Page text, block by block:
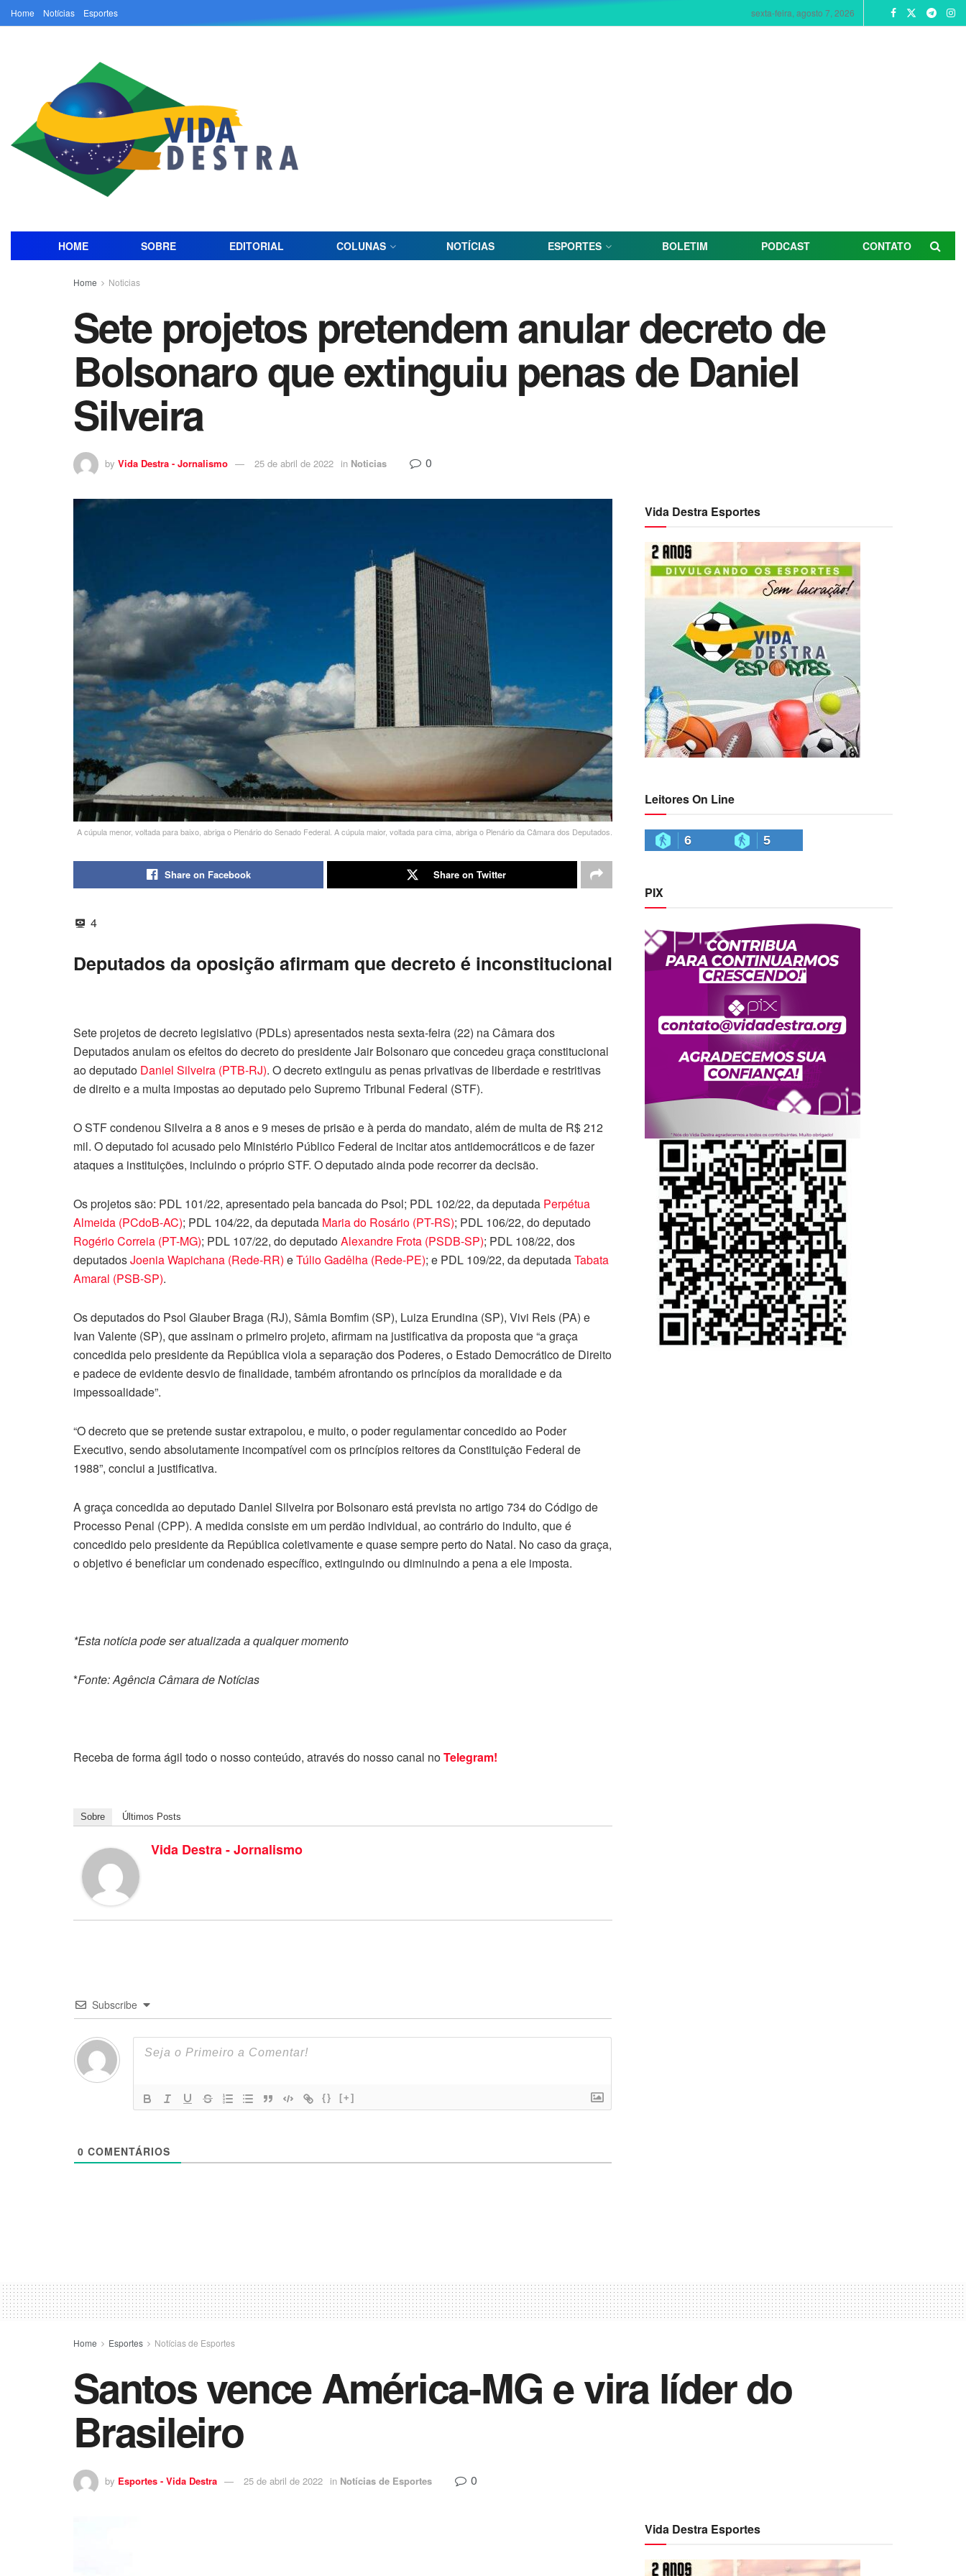
Home Notícias Esportes sexta-feira, agosto 7, 2026
HOME SOBRE EDITORIAL COLUNAS NOTÍCIAS ESPORTES BOLETIM PODCAST CONTATO
Home Noticias
Sete projetos pretendem anular decreto de
Bolsonaro que extinguiu penas de Daniel
Silveira
by Vida Destra - Jornalismo 25 de abril de 2022 in Noticias 0
A cúpula menor, voltada para baixo, abriga o Plenário do Senado Federal. A cúpula maior, voltada para cima, abriga o Plenário da Câmara dos Deputados.
Share on Facebook Share on Twitter
4
Deputados da oposição afirmam que decreto é inconstitucional
Sete projetos de decreto legislativo (PDLs) apresentados nesta sexta-feira (22) na Câmara dos
Deputados anulam os efeitos do decreto do presidente Jair Bolsonaro que concedeu graça constitucional
ao deputado Daniel Silveira (PTB-RJ). O decreto extinguiu as penas privativas de liberdade e restritivas
de direito e a multa impostas ao deputado pelo Supremo Tribunal Federal (STF).
O STF condenou Silveira a 8 anos e 9 meses de prisão e à perda do mandato, além de multa de R$ 212
mil. O deputado foi acusado pelo Ministério Público Federal de incitar atos antidemocráticos e de fazer
ataques a instituições, incluindo o próprio STF. O deputado ainda pode recorrer da decisão.
Os projetos são: PDL 101/22, apresentado pela bancada do Psol; PDL 102/22, da deputada Perpétua
Almeida (PCdoB-AC); PDL 104/22, da deputada Maria do Rosário (PT-RS); PDL 106/22, do deputado
Rogério Correia (PT-MG); PDL 107/22, do deputadoAlexandre Frota (PSDB-SP); PDL 108/22, dos
deputadosJoenia Wapichana (Rede-RR) eTúlio Gadêlha (Rede-PE); e PDL 109/22, da deputadaTabata
Amaral (PSB-SP).
Os deputados do Psol Glauber Braga (RJ), Sâmia Bomfim (SP), Luiza Erundina (SP), Vivi Reis (PA) e
Ivan Valente (SP), que assinam o primeiro projeto, afirmam na justificativa da proposta que “a graça
concedida pelo presidente da República viola a separação dos Poderes, o Estado Democrático de Direito
e padece de evidente desvio de finalidade, também afrontando os princípios da moralidade e da
impessoalidade”.
“O decreto que se pretende sustar extrapolou, e muito, o poder regulamentar concedido ao Poder
Executivo, sendo absolutamente incompatível com os princípios reitores da Constituição Federal de
1988”, conclui a justificativa.
A graça concedida ao deputado Daniel Silveira por Bolsonaro está prevista no artigo 734 do Código de
Processo Penal (CPP). A medida consiste em um perdão individual, ao contrário do indulto, que é
concedido pelo presidente da República coletivamente e quase sempre perto do Natal. No caso da graça,
o objetivo é beneficiar um condenado específico, extinguindo ou diminuindo a pena a ele imposta.
*Esta notícia pode ser atualizada a qualquer momento
*Fonte: Agência Câmara de Notícias
Receba de forma ágil todo o nosso conteúdo, através do nosso canal noTelegram!
Sobre Últimos Posts
Vida Destra - Jornalismo
Subscribe
{} [+]
0 COMENTÁRIOS
Vida Destra Esportes
Leitores On Line
6 5
PIX
Home Esportes Notícias de Esportes
Santos vence América-MG e vira líder do
Brasileiro
by Esportes - Vida Destra 25 de abril de 2022 in Notícias de Esportes 0
Vida Destra Esportes